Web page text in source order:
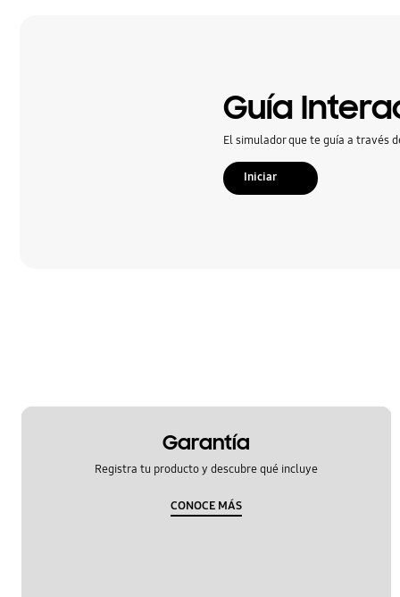
Guía
El simulador que te guía a través
Iniciar
Garantía
Registra tu producto y descubre qué incluye
CONOCE MÁS